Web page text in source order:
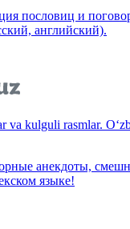
пословиц и
английский).
va kulguli rasmlar.
анекдоты,
языке!